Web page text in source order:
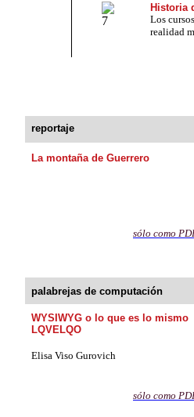
Historia
Los
realidad
reportaje
La montaña de Guerrero
sólo como PD
palabrejas de computación
WYSIWYG o lo que es lo mismo
LQVELQO
Elisa Viso Gurovich
sólo como